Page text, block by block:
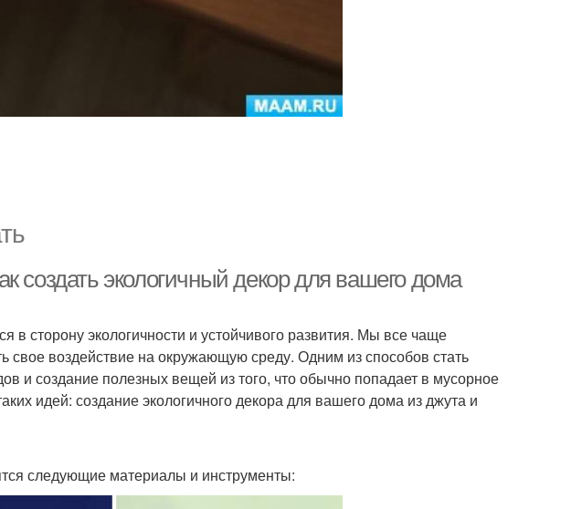
создать экологичный декор для вашего дома
сторону экологичности и устойчивого развития. Мы все чаще
свое воздействие на окружающую среду. Одним из способов стать
и создание полезных вещей из того, что обычно попадает в мусорное
идей: создание экологичного декора для вашего дома из джута и
следующие материалы и инструменты: